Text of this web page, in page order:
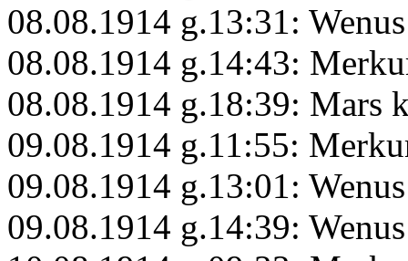
08.08.1914 g.13:31:
08.08.1914 g.14:43:
08.08.1914 g.18:39: Mars
09.08.1914 g.11:55:
09.08.1914 g.13:01:
09.08.1914 g.14:39: